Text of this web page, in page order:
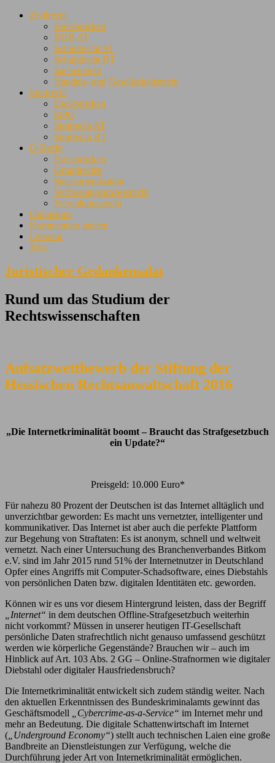
Zivilrecht
Eselsbrücken
BGB AT
Schuldrecht AT
Schuldrecht BT
Sachenrecht
Handels- und Gesellschaftsrecht
Strafrecht
Eselsbrücken
StPO
Strafrecht AT
Strafrecht BT
Ö-Recht
Eselsbrücken
Grundrechte
Staatsorganisation
Verfassungsprozessrecht
Verwaltungsrecht
Onlinekurs
Kommentare mieten
Literatur
Jobs
Juristischer Gedankensalat
Rund um das Studium der
Rechtswissenschaften
Aufsatzwettbewerb der Stiftung der
Hessischen Rechtsanwaltschaft 2016
„Die Internetkriminalität boomt – Braucht das Strafgesetzbuch
ein Update?“
Preisgeld: 10.000 Euro*
Für nahezu 80 Prozent der Deutschen ist das Internet alltäglich und
unverzichtbar geworden: Es macht uns vernetzter, intelligenter und
kommunikativer. Das Internet ist aber auch die perfekte Plattform
zur Begehung von Straftaten: Es ist anonym, schnell und weltweit
vernetzt. Nach einer Untersuchung des Branchenverbandes Bitkom
e.V. sind im Jahr 2015 rund 51% der Internetnutzer in Deutschland
Opfer eines Angriffs mit Computer-Schadsoftware, eines Diebstahls
von persönlichen Daten bzw. digitalen Identitäten etc. geworden.
Können wir es uns vor diesem Hintergrund leisten, dass der Begriff
„Internet“ in dem deutschen Offline-Strafgesetzbuch weiterhin
nicht vorkommt? Müssen in unserer heutigen IT-Gesellschaft
persönliche Daten strafrechtlich nicht genauso umfassend geschützt
werden wie körperliche Gegenstände? Brauchen wir – auch im
Hinblick auf Art. 103 Abs. 2 GG – Online-Strafnormen wie digitaler
Diebstahl oder digitaler Hausfriedensbruch?
Die Internetkriminalität entwickelt sich zudem ständig weiter. Nach
den aktuellen Erkenntnissen des Bundeskriminalamts gewinnt das
Geschäftsmodell
„Cybercrime-as-a-Service“ im Internet mehr und
mehr an Bedeutung. Die digitale Schattenwirtschaft im Internet
( „Underground Economy“) stellt auch technischen Laien eine große
Bandbreite an Dienstleistungen zur Verfügung, welche die
Durchführung jeder Art von Internetkriminalität ermöglichen.